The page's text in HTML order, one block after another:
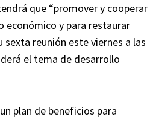
que “promover y cooperar
económico y para restaurar
reunión este viernes a las
el tema de desarrollo
plan de beneficios para